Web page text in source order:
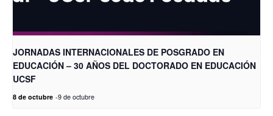
JORNADAS INTERNACIONALES DE POSGRADO EN
EDUCACIÓN – 30 AÑOS DEL DOCTORADO EN EDUCACIÓN
UCSF
8 de octubre -9 de octubre